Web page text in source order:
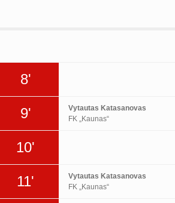
8'
9'
Vytautas Katasanovas
FK „Kaunas“
10'
11'
Vytautas Katasanovas
FK „Kaunas“